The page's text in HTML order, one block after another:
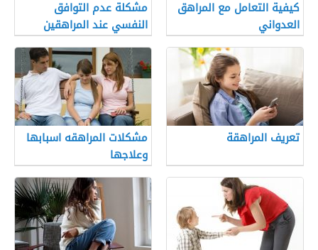
كيفية التعامل مع المراهق
العدواني
مشكلة عدم التوافق
النفسي عند المراهقين
تعريف المراهقة
مشكلات المراهقه اسبابها
وعلاجها